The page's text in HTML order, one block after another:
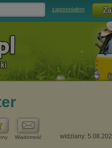
zapomniałem
Wiadomość widziany: